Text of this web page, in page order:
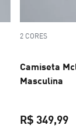
2 CORES
Camiseta
Masculina
R$ 349,99